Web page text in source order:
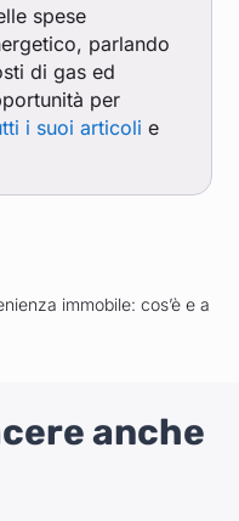
spese
parlando
di gas ed
per
i suoi articoli e
immobile: cos’è e a
anche